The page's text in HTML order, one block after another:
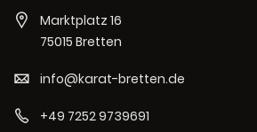
Marktplatz 16
75015 Bretten
info@karat-bretten.de
+49 7252 9739691